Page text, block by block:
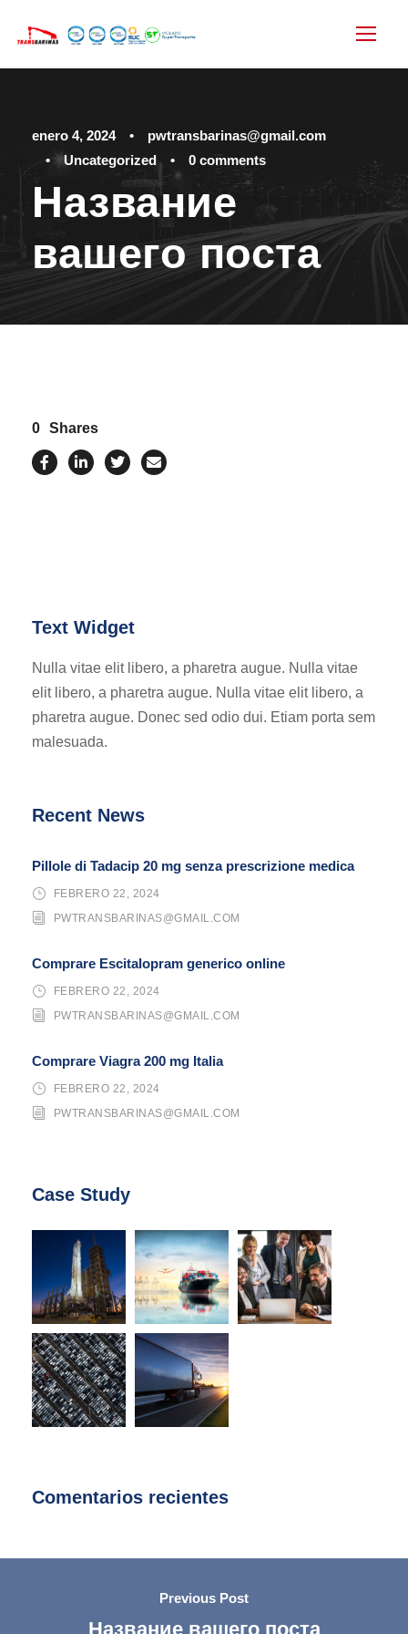
enero 4, 2024 •
pwtransbarinas@gmail.com
•
Uncategorized • 0 comments
Название
вашего поста
0 Shares
Text Widget
Nulla vitae elit libero, a pharetra augue. Nulla vitae
elit libero, a pharetra augue. Nulla vitae elit libero, a
pharetra augue. Donec sed odio dui. Etiam porta sem
malesuada.
Recent News
Pillole di Tadacip 20 mg senza prescrizione medica
FEBRERO 22, 2024
PWTRANSBARINAS@GMAIL.COM
Comprare Escitalopram generico online
FEBRERO 22, 2024
PWTRANSBARINAS@GMAIL.COM
Comprare Viagra 200 mg Italia
FEBRERO 22, 2024
PWTRANSBARINAS@GMAIL.COM
Case Study
Comentarios recientes
Previous Post
Название вашего поста